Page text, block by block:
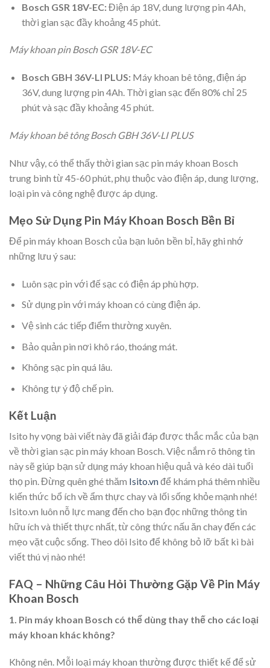
Bosch GSR 18V-EC:Điện áp 18V, dung lượng pin 4Ah,
thời gian sạc đầy khoảng 45 phút.
Máy khoan pin Bosch GSR 18V-EC
Bosch GBH 36V-LI PLUS:Máy khoan bê tông, điện áp
36V, dung lượng pin 4Ah. Thời gian sạc đến 80% chỉ 25
phút và sạc đầy khoảng 45 phút.
Máy khoan bê tông Bosch GBH 36V-LI PLUS
Như vậy, có thể thấy thời gian sạc pin máy khoan Bosch
trung bình từ 45-60 phút, phụ thuộc vào điện áp, dung lượng,
loại pin và công nghệ được áp dụng.
Mẹo Sử Dụng Pin Máy Khoan Bosch Bền Bỉ
Để pin máy khoan Bosch của bạn luôn bền bỉ, hãy ghi nhớ
những lưu ý sau:
Luôn sạc pin với đế sạc có điện áp phù hợp.
Sử dụng pin với máy khoan có cùng điện áp.
Vệ sinh các tiếp điểm thường xuyên.
Bảo quản pin nơi khô ráo, thoáng mát.
Không sạc pin quá lâu.
Không tự ý độ chế pin.
Kết Luận
Isito hy vọng bài viết này đã giải đáp được thắc mắc của bạn
về thời gian sạc pin máy khoan Bosch. Việc nắm rõ thông tin
này sẽ giúp bạn sử dụng máy khoan hiệu quả và kéo dài tuổi
thọ pin. Đừng quên ghé thăm Isito.vnđể khám phá thêm nhiều
kiến thức bổ ích về ẩm thực chay và lối sống khỏe mạnh nhé!
Isito.vn luôn nỗ lực mang đến cho bạn đọc những thông tin
hữu ích và thiết thực nhất, từ công thức nấu ăn chay đến các
mẹo vặt cuộc sống. Theo dõi Isito để không bỏ lỡ bất kì bài
viết thú vị nào nhé!
FAQ – Những Câu Hỏi Thường Gặp Về Pin Máy
Khoan Bosch
1. Pin máy khoan Bosch có thể dùng thay thế cho các loại
máy khoan khác không?
Không nên. Mỗi loại máy khoan thường được thiết kế để sử